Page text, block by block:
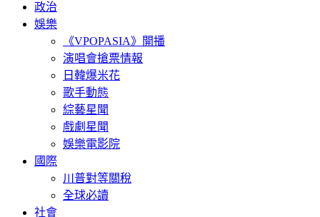
政治
娛樂
《VPOPASIA》開播
演唱會搶票情報
日韓爆米花
歌手動態
綜藝星聞
戲劇星聞
娛樂電影院
國際
川普對等關稅
全球必讀
社會